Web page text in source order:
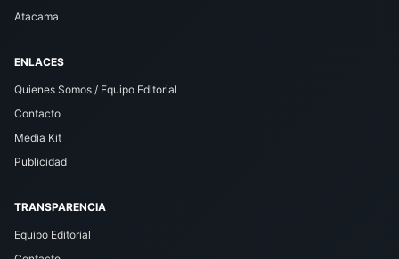
Atacama
ENLACES
Quienes Somos / Equipo Editorial
Contacto
Media Kit
Publicidad
TRANSPARENCIA
Equipo Editorial